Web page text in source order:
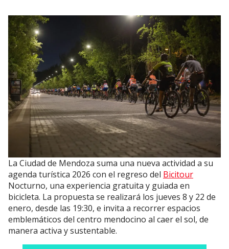
La Ciudad de Mendoza suma una nueva actividad a su
agenda turística 2026 con el regreso del Bicitour
Nocturno, una experiencia gratuita y guiada en
bicicleta. La propuesta se realizará los jueves 8 y 22 de
enero, desde las 19:30, e invita a recorrer espacios
emblemáticos del centro mendocino al caer el sol, de
manera activa y sustentable.